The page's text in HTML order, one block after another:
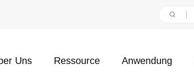
Uns Ressource Anwendung